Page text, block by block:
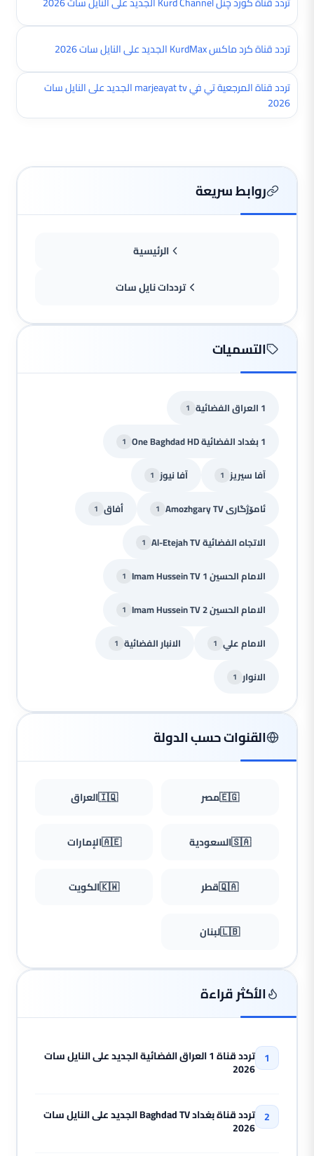
تردد قناة كرد ماكس KurdMax الجديد على النايل سات 2026
تردد قناة المرجعية تي في marjeayat tv الجديد على النايل سات
2026
روابط سريعة
الرئيسية
ترددات نايل سات
التسميات
1 العراق الفضائية 1
1 بغداد الفضائية One Baghdad HD 1
آفا سيريز 1 آفا نيوز 1
ئامۆژگاری Amozhgary TV 1 أفاق 1
الاتجاه الفضائية Al-Etejah TV 1
الامام الحسين Imam Hussein TV 1 1
الامام الحسين Imam Hussein TV 2 1
الامام علي 1 الانبار الفضائية 1
الانوار 1
القنوات حسب الدولة
🇪🇬مصر 🇮🇶العراق
🇸🇦السعودية 🇦🇪الإمارات
🇶🇦قطر 🇰🇼الكويت
🇱🇧لبنان
الأكثر قراءة
تردد قناة 1 العراق الفضائية الجديد على النايل سات
2026
تردد قناة بغداد Baghdad TV الجديد على النايل سات
2026